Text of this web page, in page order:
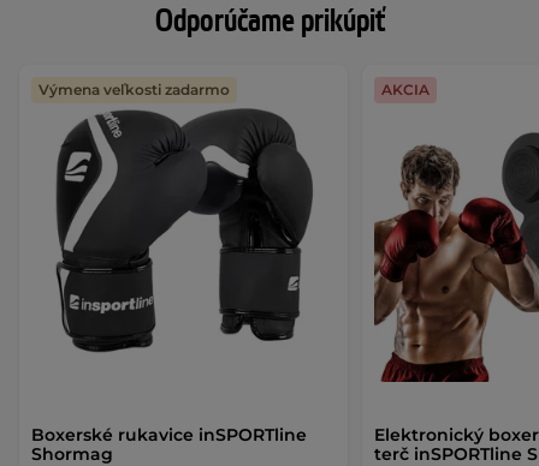
Odporúčame prikúpiť
Boxerské rukavice inSPORTline
Shormag
Výmena veľkosti zadarmo
Elektronický
terč inSPORTline
AKCIA